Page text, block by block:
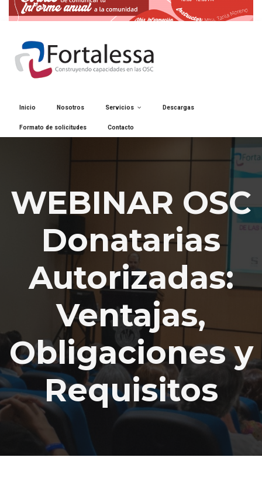
Inicio Nosotros Servicios Descargas
Formato de solicitudes Contacto
WEBINAR OSC
Donatarias
Autorizadas:
Ventajas,
Obligaciones y
Requisitos